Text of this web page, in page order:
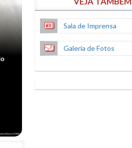
Sala de Imprensa
Galeria de Fotos